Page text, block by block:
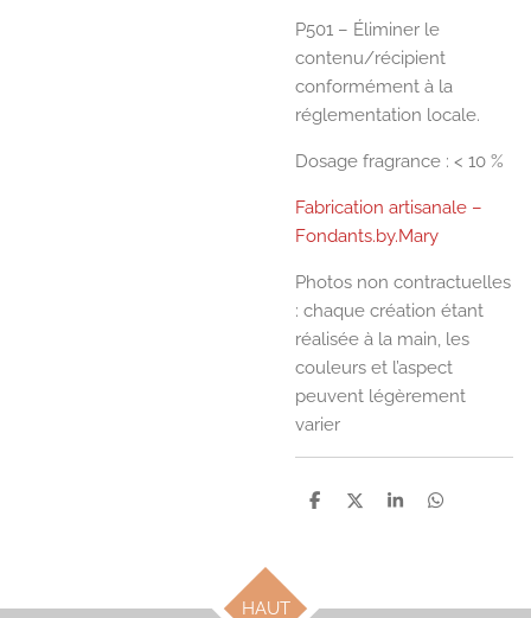
P501 – Éliminer le
contenu/récipient
conformément à la
réglementation locale.
Dosage fragrance : < 10 %
Fabrication artisanale –
Fondants.by.Mary
Photos non contractuelles
: chaque création étant
réalisée à la main, les
couleurs et l’aspect
peuvent légèrement
varier
P
e
P
e
P
e
P
e
HAUT